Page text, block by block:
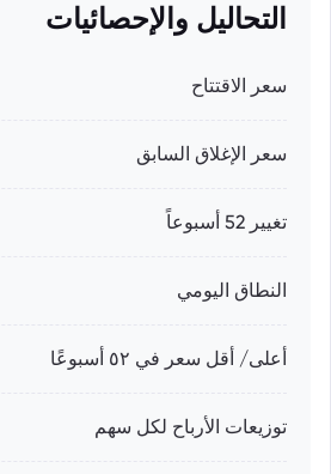
التحاليل والإحصائيات
سعر الاقتتاح
سعر الإغلاق السابق
تغيير 52 أسبوعاً
النطاق اليومي
أعلى/ أقل سعر في ٥٢ أسبوعًا
توزيعات الأرباح لكل سهم